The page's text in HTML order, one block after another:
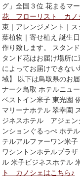
グ」全国３位 花まるマ
花 フローリスト カノ
束｜アレンジメント｜
葉植物｜寄せ植え 誕生
作り致します。 スタン
タンド花はお届け場所
によってお届けできな
域】 以下は鳥取県のお
ナーク鳥取 ホテルニュ
ベストイン米子 東光園
マリーナホテル 翠幸園
ジネスホテル アジェン
ンションぐるっぺ ホテ
テルアルファーワン米
ワシントンホテルプラ
ル 米子ビジネスホテル
ト カノシェはこちら♪